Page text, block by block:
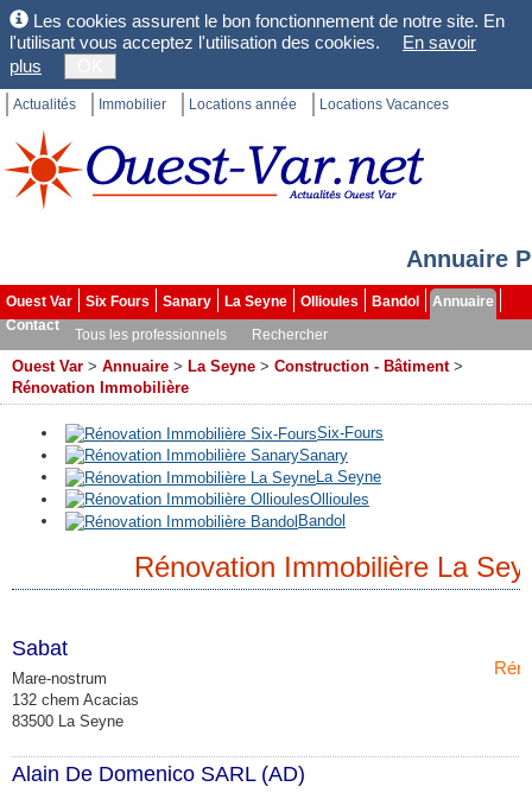
Les cookies assurent le bon fonctionnement de notre site. En
l'utilisant vous acceptez l'utilisation des cookies.
En savoir
plus
Actualités Immobilier Locations année Locations Vacances
Annuaire
Ouest Var Six Fours Sanary La Seyne Ollioules Bandol
Annuaire
Contact
Tous les professionnels Rechercher
Ouest Var > Annuaire > La Seyne > Construction - Bâtiment >
Rénovation Immobilière
Six-Fours
Sanary
La Seyne
Ollioules
Bandol
Rénovation Immobilière La
Sabat
Mare-nostrum
132 chem Acacias
83500 La Seyne
Alain De Domenico SARL (AD)